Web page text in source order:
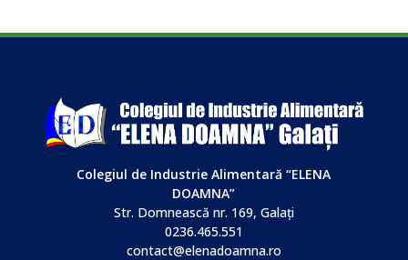
Colegiul de Industrie Alimentară “ELENA
DOAMNA”
Str. Domnească nr. 169, Galaţi
0236.465.551
contact@elenadoamna.ro